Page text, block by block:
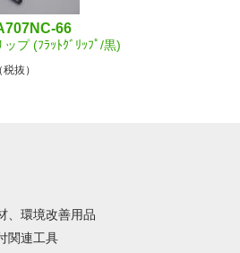
66
プ (ﾌﾗｯﾄｸﾞﾘｯﾌﾟ/黒)
税抜）
、環境改善用品
関連工具